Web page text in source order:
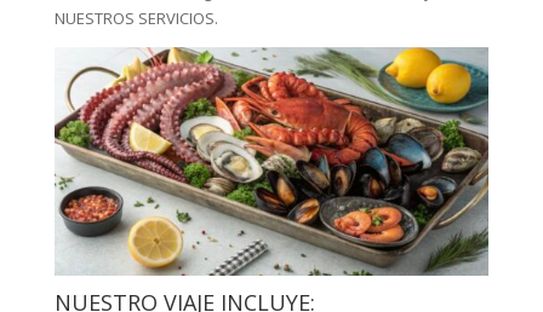
NUESTROS SERVICIOS.
NUESTRO VIAJE INCLUYE: